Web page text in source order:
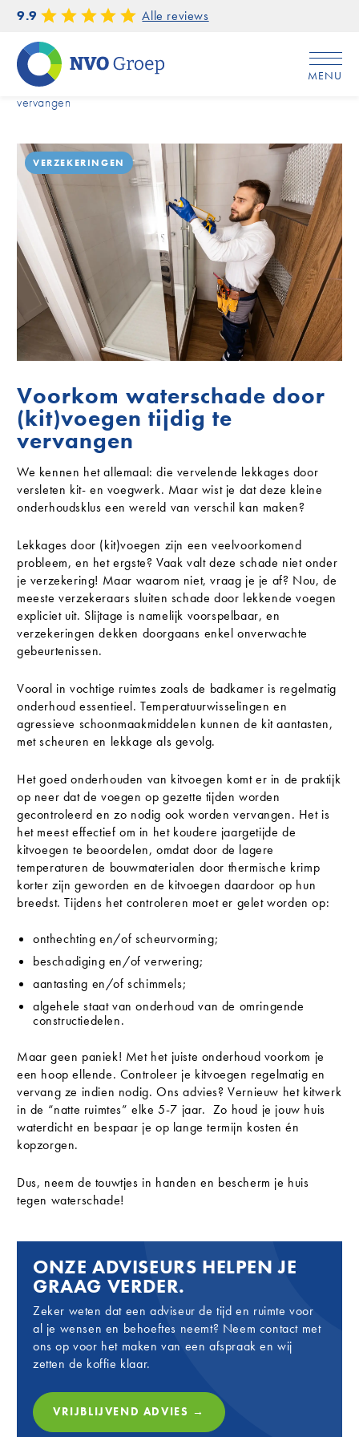
9.9 Alle reviews
MENU
Home /
Voorkom waterschade door (kit)voegen tijdig te
vervangen
VERZEKERINGEN
Voorkom waterschade door
(kit)voegen tijdig te
vervangen
We kennen het allemaal: die vervelende lekkages door
versleten kit- en voegwerk. Maar wist je dat deze kleine
onderhoudsklus een wereld van verschil kan maken?
Lekkages door (kit)voegen zijn een veelvoorkomend
probleem, en het ergste? Vaak valt deze schade niet onder
je verzekering! Maar waarom niet, vraag je je af? Nou, de
meeste verzekeraars sluiten schade door lekkende voegen
expliciet uit. Slijtage is namelijk voorspelbaar, en
verzekeringen dekken doorgaans enkel onverwachte
gebeurtenissen.
Vooral in vochtige ruimtes zoals de badkamer is regelmatig
onderhoud essentieel. Temperatuurwisselingen en
agressieve schoonmaakmiddelen kunnen de kit aantasten,
met scheuren en lekkage als gevolg.
Het goed onderhouden van kitvoegen komt er in de praktijk
op neer dat de voegen op gezette tijden worden
gecontroleerd en zo nodig ook worden vervangen. Het is
het meest effectief om in het koudere jaargetijde de
kitvoegen te beoordelen, omdat door de lagere
temperaturen de bouwmaterialen door thermische krimp
korter zijn geworden en de kitvoegen daardoor op hun
breedst. Tijdens het controleren moet er gelet worden op:
onthechting en/of scheurvorming;
beschadiging en/of verwering;
aantasting en/of schimmels;
algehele staat van onderhoud van de omringende
constructiedelen.
Maar geen paniek! Met het juiste onderhoud voorkom je
een hoop ellende. Controleer je kitvoegen regelmatig en
vervang ze indien nodig. Ons advies? Vernieuw het kitwerk
in de “natte ruimtes” elke 5-7 jaar. Zo houd je jouw huis
waterdicht en bespaar je op lange termijn kosten én
kopzorgen.
Dus, neem de touwtjes in handen en bescherm je huis
tegen waterschade!
ONZE ADVISEURS HELPEN JE
GRAAG VERDER.
Zeker weten dat een adviseur de tijd en ruimte voor
al je wensen en behoeftes neemt? Neem contact met
ons op voor het maken van een afspraak en wij
zetten de koffie klaar.
VRIJBLIJVEND ADVIES →